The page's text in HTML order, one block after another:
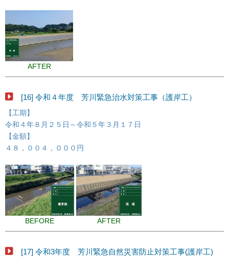
AFTER
[16] 令和４年度 芳川緊急治水対策工事（護岸工）
【工期】
令和４年８月２５日～令和５年３月１７日
【金額】
４８，００４，０００円
BEFORE AFTER
[17] 令和3年度 芳川緊急自然災害防止対策工事(護岸工)